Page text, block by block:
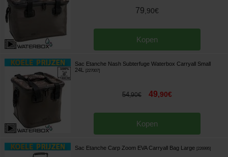
79 90€
Kopen
Sac Etanche Nash Subterfuge Waterbox Carryall Small
24L
[227007]
54,90€ 49,90€
Kopen
Sac Etanche Carp Zoom EVA Carryall Bag Large [226995]